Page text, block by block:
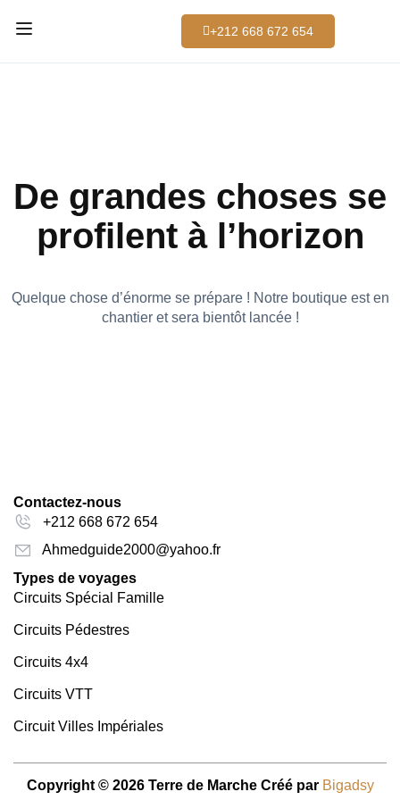
+212 668 672 654
De grandes choses se
profilent à l’horizon
Quelque chose d’énorme se prépare ! Notre boutique est en
chantier et sera bientôt lancée !
Contactez-nous
+212 668 672 654
Ahmedguide2000@yahoo.fr
Types de voyages
Circuits Spécial Famille
Circuits Pédestres
Circuits 4x4
Circuits VTT
Circuit Villes Impériales
Copyright © 2026 Terre de Marche Créé par Bigadsy